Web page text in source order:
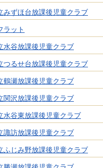
みずほ台放課後児童クラブ
ラット
水谷放課後児童クラブ
つるせ台放課後児童クラブ
鶴瀬放課後児童クラブ
関沢放課後児童クラブ
水谷東放課後児童クラブ
諏訪放課後児童クラブ
ふじみ野放課後児童クラブ